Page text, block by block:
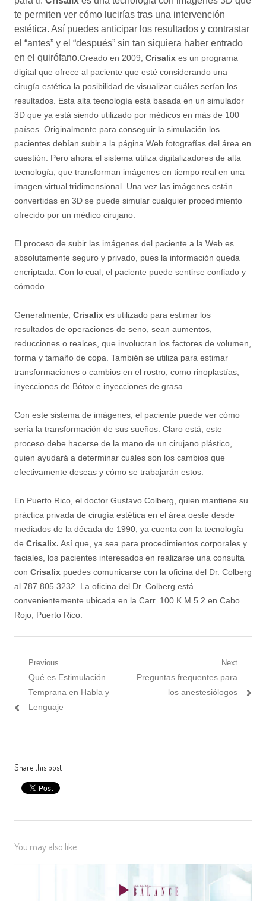
te permiten ver cómo lucirías tras una intervención
estética. Así puedes anticipar los resultados y contrastar
el “antes” y el “después” sin tan siquiera haber entrado
en el quirófano.Creado en 2009, Crisalix es un programa
digital que ofrece al paciente que esté considerando una
cirugía estética la posibilidad de visualizar cuáles serían los
resultados. Esta alta tecnología está basada en un simulador
3D que ya está siendo utilizado por médicos en más de 100
países. Originalmente para conseguir la simulación los
pacientes debían subir a la página Web fotografías del área en
cuestión. Pero ahora el sistema utiliza digitalizadores de alta
tecnología, que transforman imágenes en tiempo real en una
imagen virtual tridimensional. Una vez las imágenes están
convertidas en 3D se puede simular cualquier procedimiento
ofrecido por un médico cirujano.
El proceso de subir las imágenes del paciente a la Web es
absolutamente seguro y privado, pues la información queda
encriptada. Con lo cual, el paciente puede sentirse confiado y
cómodo.
Generalmente, Crisalix es utilizado para estimar los
resultados de operaciones de seno, sean aumentos,
reducciones o realces, que involucran los factores de volumen,
forma y tamaño de copa. También se utiliza para estimar
transformaciones o cambios en el rostro, como rinoplastías,
inyecciones de Bótox e inyecciones de grasa.
Con este sistema de imágenes, el paciente puede ver cómo
sería la transformación de sus sueños. Claro está, este
proceso debe hacerse de la mano de un cirujano plástico,
quien ayudará a determinar cuáles son los cambios que
efectivamente deseas y cómo se trabajarán estos.
En Puerto Rico, el doctor Gustavo Colberg, quien mantiene su
práctica privada de cirugía estética en el área oeste desde
mediados de la década de 1990, ya cuenta con la tecnología
de Crisalix. Así que, ya sea para procedimientos corporales y
faciales, los pacientes interesados en realizarse una consulta
con Crisalix puedes comunicarse con la oficina del Dr. Colberg
al 787.805.3232. La oficina del Dr. Colberg está
convenientemente ubicada en la Carr. 100 K.M 5.2 en Cabo
Rojo, Puerto Rico.
Post
navigation
Previous
Previous
post:
Qué es Estimulación
Temprana en Habla y
Lenguaje
Next
Next
Preguntas frequentes para
los anestesiólogos
Share this post
You may also like...